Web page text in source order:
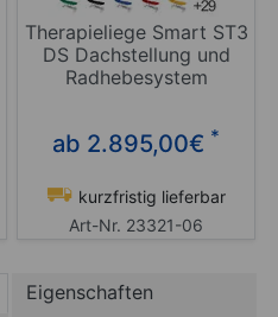
Therapieliege Smart ST3
DS Dachstellung und
Radhebesystem
ab 2.895,00€ *
kurzfristig lieferbar
Art-Nr. 23321-06
Eigenschaften